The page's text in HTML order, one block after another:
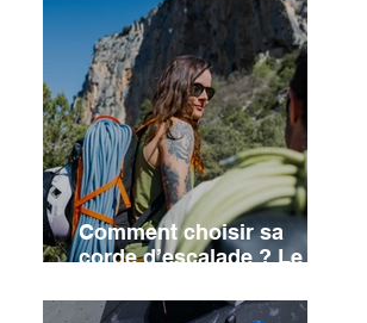
Comment choisir sa
corde d’escalade ? Le